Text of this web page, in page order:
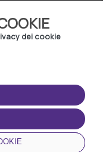
dei cookie
L'APP